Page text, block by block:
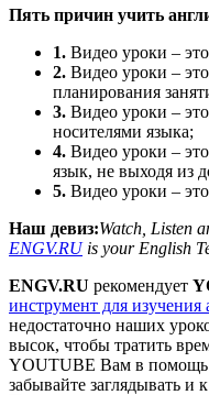
Пять причин учить
1. Видео уроки –
2. Видео уроки –
планирования
3. Видео уроки –
носителями языка;
4. Видео уроки –
язык, не выходя из
5. Видео уроки –
Наш девиз:Watch, Listen
ENGV.RUis your English
ENGV.RU рекомендует
инструмент для изучения
недостаточно наших
высок, чтобы тратить
YOUTUBE Вам в
забывайте заглядывать и